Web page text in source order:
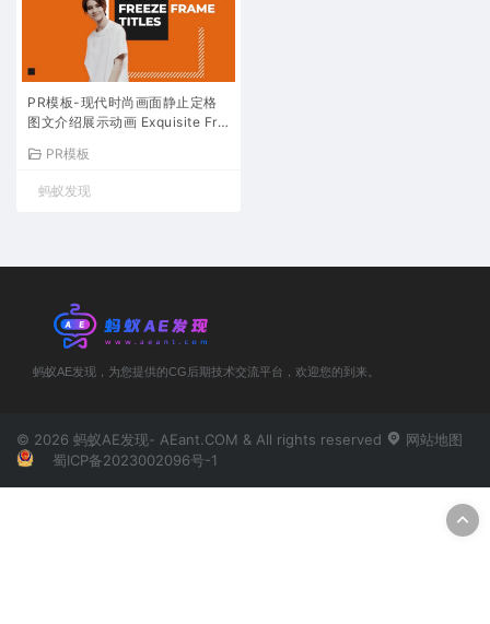
PR模板-现代时尚画面静止定格
图文介绍展示动画 Exquisite Fre
PR模板
蚂蚁发现
蚂蚁AE发现，为您提供的CG后期技术交流平台，欢迎您的到来。
© 2026 蚂蚁AE发现- AEant.COM & All rights reserved
网站地图
蜀ICP备2023002096号-1